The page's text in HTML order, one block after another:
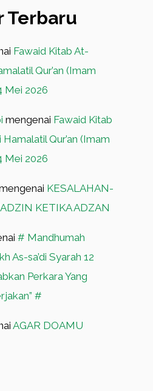
Terbaru
Fawaid Kitab At-
Qur’an (Imam
Mei 2026
mengenai Fawaid Kitab
Qur’an (Imam
Mei 2026
KESALAHAN-
KETIKA ADZAN
# Mandhumah
As-sa’di Syarah 12
Perkara Yang
#
AGAR DOAMU